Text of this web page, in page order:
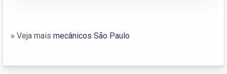
» Veja mais mecânicos São Paulo